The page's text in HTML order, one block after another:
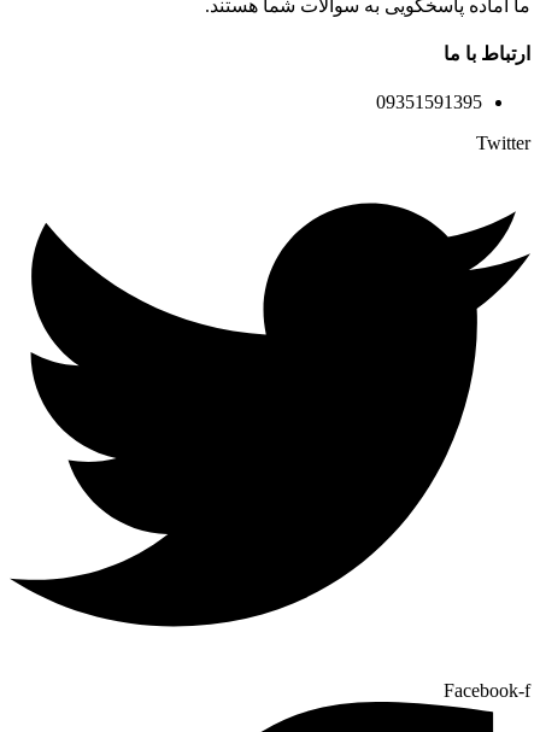
ما آماده پاسخگویی به سوالات شما هستند.
ارتباط با ما
09351591395
Twitter
Facebook-f